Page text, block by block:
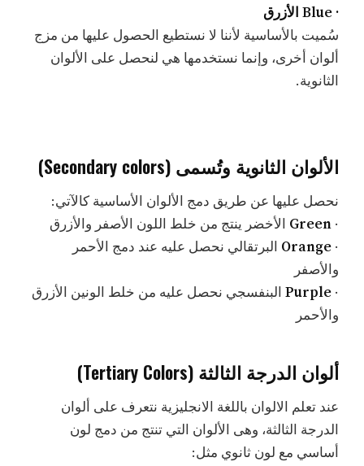
· Blue الأزرق
سُميت بالأساسية لأننا لا نستطيع الحصول عليها من مزج
ألوان أخرى، وإنما نستخدمها هي لنحصل على الألوان
الثانوية.
الألوان الثانوية وتُسمى (Secondary colors)
نحصل عليها عن طريق دمج الألوان الأساسية كالآتي:
·
Green الأخضر ينتج من خلط اللون الأصفر والأزرق
·
Orange البرتقالي نحصل عليه عند دمج الأحمر
والأصفر
·
Purple البنفسجي نحصل عليه من خلط الونين الأزرق
والأحمر
ألوان الدرجة الثالثة (Tertiary Colors)
عند تعلم الالوان باللغة الانجليزية نتعرف على ألوان
الدرجة الثالثة، وهى الألوان التي تنتج من دمج لون
أساسي مع لون ثانوي مثل: